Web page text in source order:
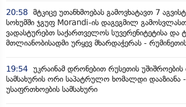
20:58 მტკიცე უთანხმოებას გამოვხატავთ 7
სოხუმში ჯგუფ Morandi-ის დაგეგმილ
ვადასტურებთ საქართველოს სუვერენიტეტისა
მთლიანობისადმი ურყევ მხარდაჭერას -
19:54 უკრაინამ დრონებით რუსეთის
სამსახურის ორი საპატრულო ხომალდი დააზიანა -
უსაფრთხოების სამსახური